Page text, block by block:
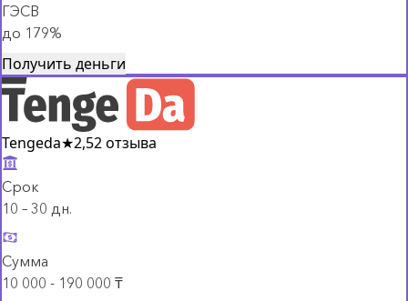
ГЭСВ
до 179%
Получить деньги
Tengeda★2,52 отзыва
Срок
10 – 30 дн.
Сумма
10 000 - 190 000 ₸